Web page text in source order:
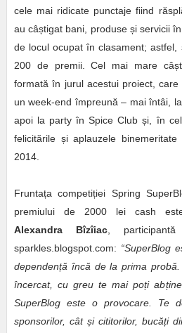
cele mai ridicate punctaje fiind
au câștigat bani, produse și servicii
de locul ocupat în clasament;
200 de premii. Cel mai mare
formată în jurul acestui proiect,
un week-end împreună – mai întâi,
apoi la party în Spice Club și, în
felicitările și aplauzele
2014.
Fruntața competiției Spring
premiului de 2000 lei cash
Alexandra Bîzîiac ,
sparkles.blogspot.com: “SuperBlog
dependență încă de la prima
încercat, cu greu te mai poți abț
SuperBlog este o provocare. Te
sponsorilor, câtși cititorilor, bucăți